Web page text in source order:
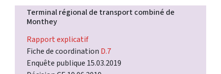
Terminal régional de transport combiné de
Monthey
Rapport explicatif
Fiche de coordination D.7
Enquête publique 15.03.2019